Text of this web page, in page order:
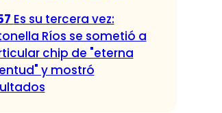
Es su tercera vez:
Ríos se sometió a
chip de "eterna
y mostró